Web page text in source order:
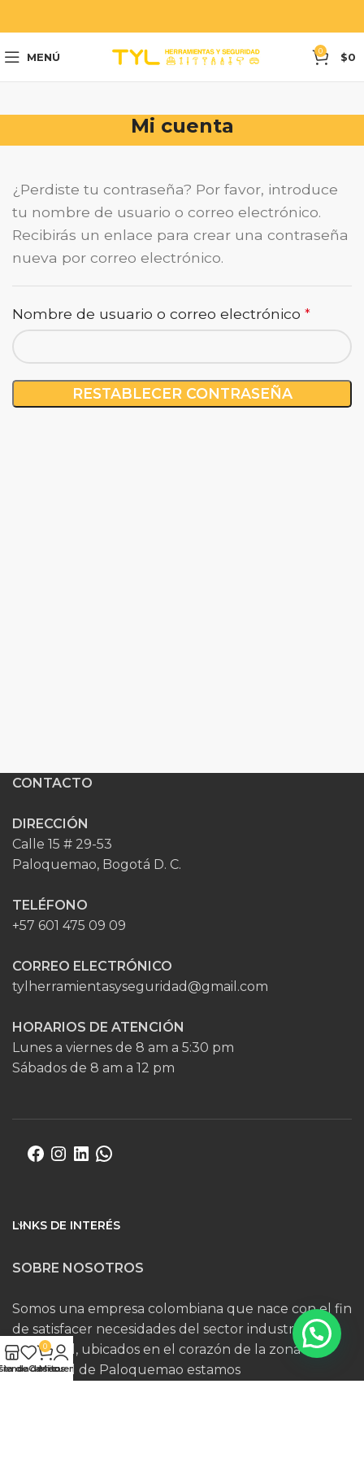
MENÚ 0 $0
Mi cuenta
¿Perdiste tu contraseña? Por favor, introduce
tu nombre de usuario o correo electrónico.
Recibirás un enlace para crear una contraseña
nueva por correo electrónico.
Nombre de usuario o correo electrónico *
RESTABLECER CONTRASEÑA
CONTACTO
DIRECCIÓN
Calle 15 # 29-53
Paloquemao, Bogotá D. C.
TELÉFONO
+57 601 475 09 09
CORREO ELECTRÓNICO
tylherramientasyseguridad@gmail.com
HORARIOS DE ATENCIÓN
Lunes a viernes de 8 am a 5:30 pm
Sábados de 8 am a 12 pm
LINKS DE INTERÉS
SOBRE NOSOTROS
Somos una empresa colombiana que nace con el fin
de satisfacer necesidades del sector industrial y
comercial, ubicados en el corazón de la zona
comercial de Paloquemao estamos
de deseos
0
Carrito
Mi cuenta